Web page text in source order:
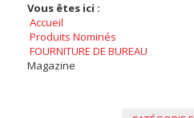
Vous êtes ici :
Accueil
Produits Nominés
FOURNITURE DE BUREAU
Magazine